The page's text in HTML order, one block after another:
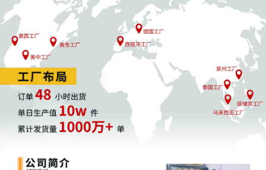
渠道；
作为垂直手工艺平台，是高溢价 POD礼品的最佳销售场
所；
凭借算法推荐机制，成为测试爆款的最快渠道；
Temu、Shein等平台则适合测款走量，追求极致低价。
值得注意的是，
"TikTok+独立站+POD"组合模式日益流行。通过短
视频展示定制过程（如"定制狗牌"视频获850万播放），将流量导入
独立站转化，形成完整的"引流-转化-交付"闭环，溢价空间更高。
五、供应链重构，规模化定制时代来临
厂和6大卫星合作工厂，支持48小时极速交付，覆盖1000+细分商